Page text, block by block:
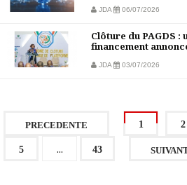
JDA 06/07/2026
Clôture du PAGDS :
financement
JDA 03/07/2026
PRECEDENTE 1 2
5 ... 43